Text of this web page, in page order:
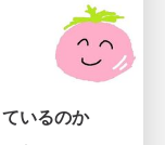
いるのか